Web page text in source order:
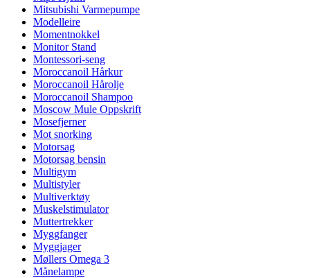
Mitsubishi Varmepumpe
Modelleire
Momentnokkel
Monitor Stand
Montessori-seng
Moroccanoil Hårkur
Moroccanoil Hårolje
Moroccanoil Shampoo
Moscow Mule Oppskrift
Mosefjerner
Mot snorking
Motorsag
Motorsag bensin
Multigym
Multistyler
Multiverktøy
Muskelstimulator
Muttertrekker
Myggfanger
Myggjager
Møllers Omega 3
Månelampe